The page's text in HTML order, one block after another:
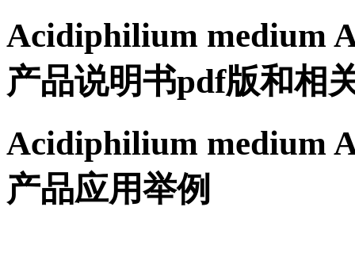
Acidiphilium medium
产品说明书pdf版和相
Acidiphilium medium
产品应用举例